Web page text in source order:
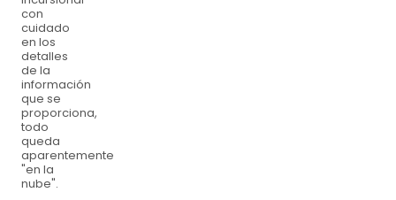
con
cuidado
en los
detalles
de la
información
que se
proporciona,
todo
queda
aparentemente
"en la
nube".